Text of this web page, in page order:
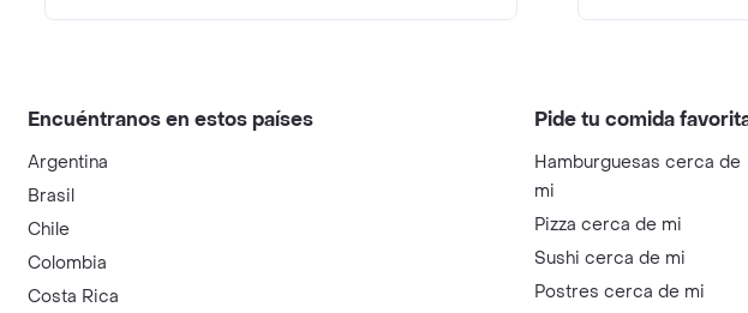
Encuéntranos en estos países
Argentina
Brasil
Chile
Colombia
Costa Rica
Pide tu comida
Hamburguesas cerca de
mi
Pizza cerca de mi
Sushi cerca de mi
Postres cerca de mi